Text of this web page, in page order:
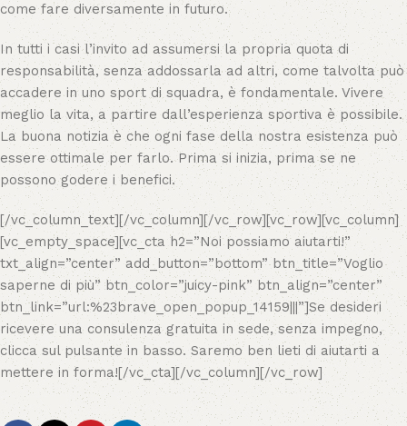
come fare diversamente in futuro.
In tutti i casi l’invito ad assumersi la propria quota di
responsabilità, senza addossarla ad altri, come talvolta può
accadere in uno sport di squadra, è fondamentale. Vivere
meglio la vita, a partire dall’esperienza sportiva è possibile.
La buona notizia è che ogni fase della nostra esistenza può
essere ottimale per farlo. Prima si inizia, prima se ne
possono godere i benefici.
[/vc_column_text][/vc_column][/vc_row][vc_row][vc_column]
[vc_empty_space][vc_cta h2=”Noi possiamo aiutarti!”
txt_align=”center” add_button=”bottom” btn_title=”Voglio
saperne di più” btn_color=”juicy-pink” btn_align=”center”
btn_link=”url:%23brave_open_popup_14159|||”]Se desideri
ricevere una consulenza gratuita in sede, senza impegno,
clicca sul pulsante in basso. Saremo ben lieti di aiutarti a
mettere in forma![/vc_cta][/vc_column][/vc_row]